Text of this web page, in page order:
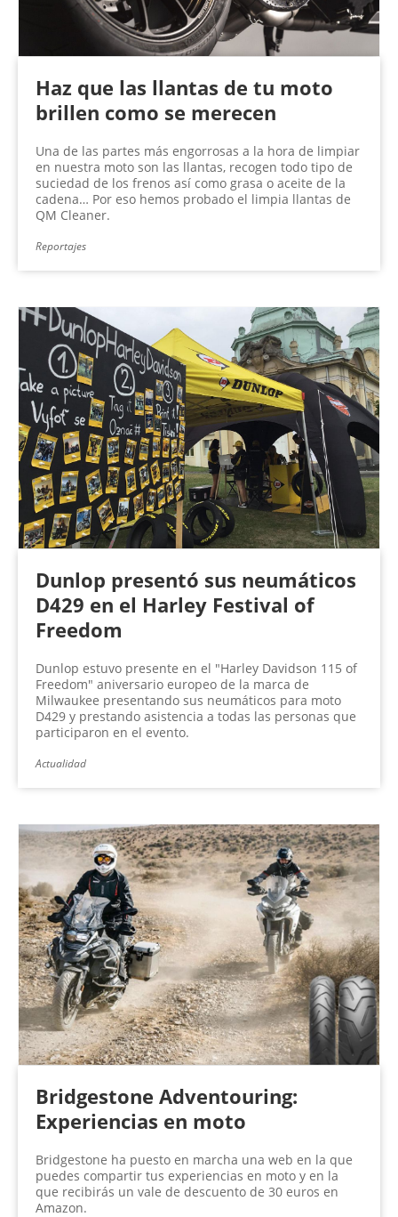
Haz que las llantas de tu moto
brillen como se merecen
Una de las partes más engorrosas a la hora de limpiar
en nuestra moto son las llantas, recogen todo tipo de
suciedad de los frenos así como grasa o aceite de la
cadena… Por eso hemos probado el limpia llantas de
QM Cleaner.
Reportajes
Dunlop presentó sus neumáticos
D429 en el Harley Festival of
Freedom
Dunlop estuvo presente en el "Harley Davidson 115 of
Freedom" aniversario europeo de la marca de
Milwaukee presentando sus neumáticos para moto
D429 y prestando asistencia a todas las personas que
participaron en el evento.
Actualidad
Bridgestone Adventouring:
Experiencias en moto
Bridgestone ha puesto en marcha una web en la que
puedes compartir tus experiencias en moto y en la
que recibirás un vale de descuento de 30 euros en
Amazon.